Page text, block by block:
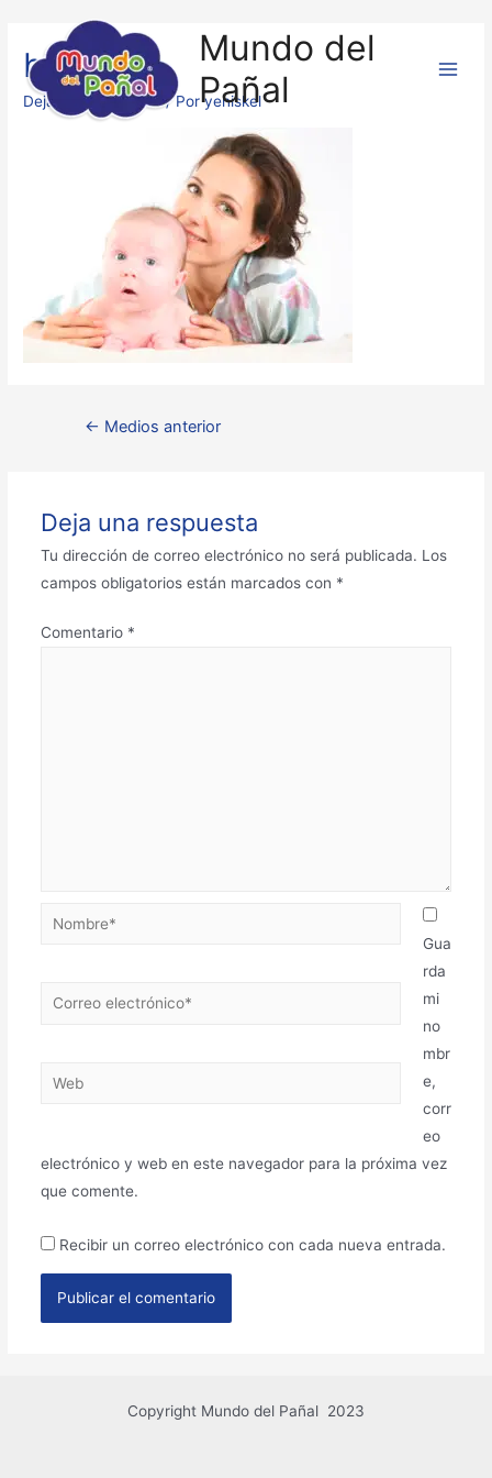
Mundo del
Pañal
besos
Deja un comentario / Poryeniskel
← Medios anterior
Deja una respuesta
Tu dirección de correo electrónico no será publicada. Los
campos obligatorios están marcados con *
Comentario *
Gua
rda
mi
no
mbr
e,
corr
eo
electrónico y web en este navegador para la próxima vez
que comente.
Recibir un correo electrónico con cada nueva entrada.
Copyright Mundo del Pañal 2023